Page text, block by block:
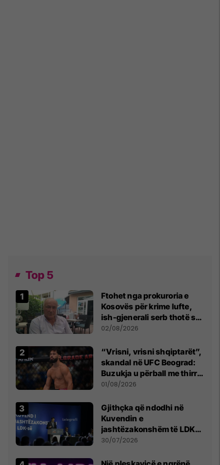
Top 5
Ftohet nga prokuroria e
Kosovës për krime lufte,
ish-gjenerali serb thotë se
dikush e tradhtoi në
02/08/2026
“Vrisni, vrisni shqiptarët”,
skandal në UFC Beograd:
Buzukja u përball me thirrje
anti-shqiptare nga
01/08/2026
Gjithçka që ndodhi në
Kuvendin e
jashtëzakonshëm të LDK-
së
30/07/2026